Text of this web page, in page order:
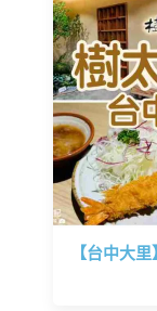
【台中大